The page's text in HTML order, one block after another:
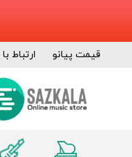
قیمت پیانو ارتباط